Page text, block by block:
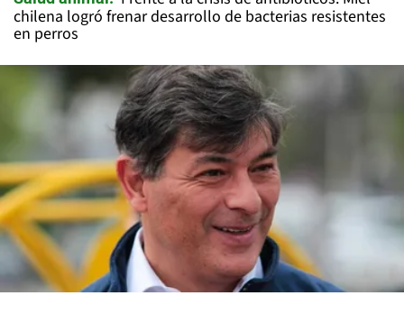
chilena logró frenar desarrollo de bacterias resistentes
en perros